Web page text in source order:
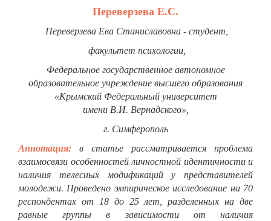
Переверзева Е.С.
Переверзева Ева Станиславовна - студент,
факультет психологии,
Федеральное государственное автономное
образовательное учреждение высшего образования
«Крымский Федеральный университет
имени В.И. Вернадского»,
г. Симферополь
Аннотация:
в статье рассматривается проблема
взаимосвязи особенностей личностной идентичности и
наличия телесных модификаций у представителей
молодежи. Проведено эмпирическое исследование на 70
респондентах от 18 до 25 лет, разделенных на две
равные группы в зависимости от наличия